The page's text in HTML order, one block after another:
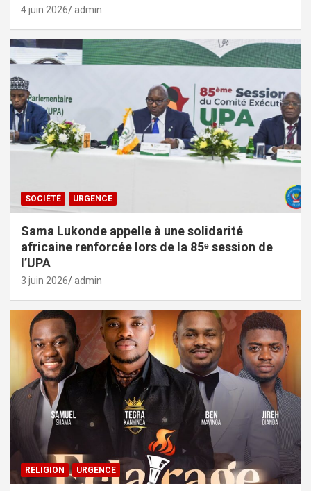
4 juin 2026 admin
SOCIÉTÉ URGENCE
Sama Lukonde appelle à une solidarité
africaine renforcée lors de la 85ᵉ session de
l’UPA
3 juin 2026 admin
RELIGION URGENCE